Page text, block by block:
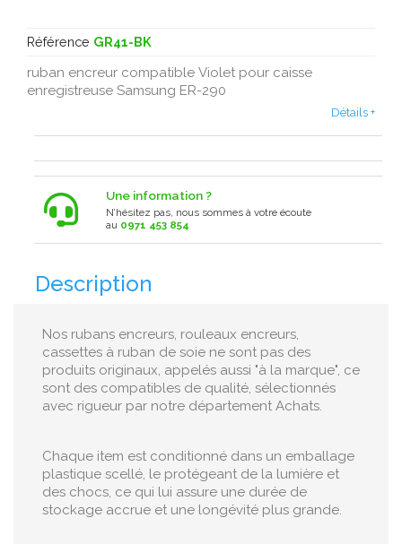
Référence GR41-BK
ruban encreur compatible Violet pour caisse
enregistreuse Samsung ER-290
Détails +
Une information ?
N’hésitez pas, nous sommes à votre écoute
au 0971 453 854
Description
Nos rubans encreurs, rouleaux encreurs,
cassettes à ruban de soie ne sont pas des
produits originaux, appelés aussi "à la marque", ce
sont des compatibles de qualité, sélectionnés
avec rigueur par notre département Achats.
Chaque item est conditionné dans un emballage
plastique scellé, le protégeant de la lumière et
des chocs, ce qui lui assure une durée de
stockage accrue et une longévité plus grande.